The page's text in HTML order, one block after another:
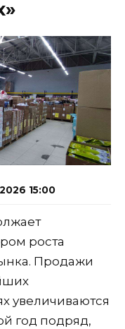
15:00
роста
Продажи
увеличиваются
год подряд,